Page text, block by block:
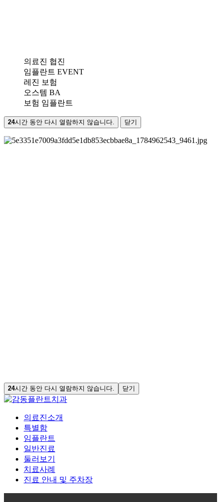
의료진 협진
임플란트 EVENT
레진 보험
오스템 BA
보험 임플란트
24시간 동안 다시 열람하지 않습니다. 닫기
24시간 동안 다시 열람하지 않습니다. 닫기
의료진소개
특별함
임플란트
일반진료
둘러보기
치료사례
진료 안내 및 주차장